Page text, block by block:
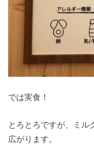
では実食！
とろとろですが、ミル
広がります。